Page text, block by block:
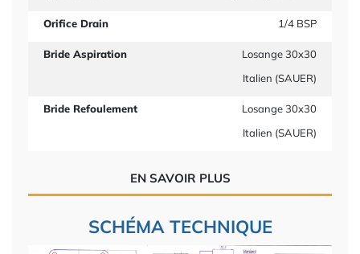
Orifice Drain 1/4 BSP
Bride Aspiration
Losange 30x30
Italien (SAUER)
Bride Refoulement
Losange 30x30
Italien (SAUER)
EN SAVOIR PLUS
SCHÉMA TECHNIQUE